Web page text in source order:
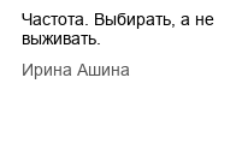
Частота. Выбирать, а не
выживать.
Ирина Ашина